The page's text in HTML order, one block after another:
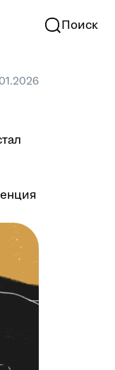
Поиск